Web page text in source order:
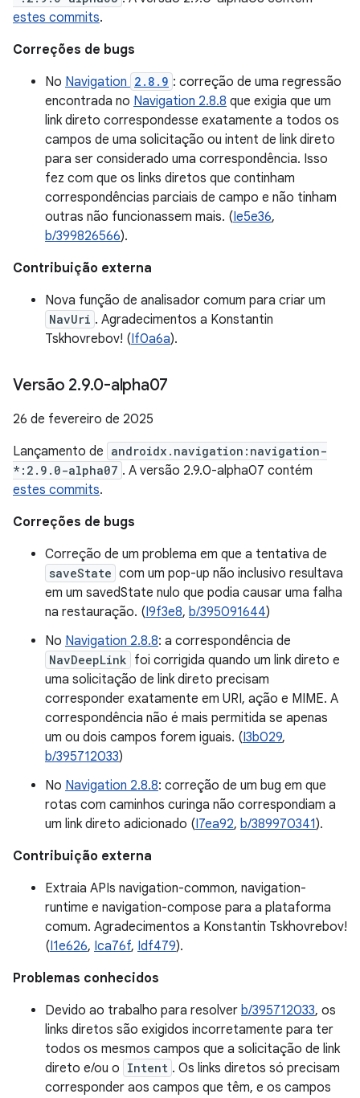
estes commits.
Correções de bugs
No Navigation 2.8.9 : correção de uma regressão
encontrada no Navigation 2.8.8 que exigia que um
link direto correspondesse exatamente a todos os
campos de uma solicitação ou intent de link direto
para ser considerado uma correspondência. Isso
fez com que os links diretos que continham
correspondências parciais de campo e não tinham
outras não funcionassem mais. (Ie5e36,
b/399826566).
Contribuição externa
Nova função de analisador comum para criar um
NavUri . Agradecimentos a Konstantin
Tskhovrebov! (If0a6a).
Versão 2.9.0-alpha07
26 de fevereiro de 2025
Lançamento de androidx.navigation:navigation-
*:2.9.0-alpha07 . A versão 2.9.0-alpha07 contém
estes commits.
Correções de bugs
Correção de um problema em que a tentativa de
saveState com um pop-up não inclusivo resultava
em um savedState nulo que podia causar uma falha
na restauração. (I9f3e8, b/395091644)
No Navigation 2.8.8: a correspondência de
NavDeepLink foi corrigida quando um link direto e
uma solicitação de link direto precisam
corresponder exatamente em URI, ação e MIME. A
correspondência não é mais permitida se apenas
um ou dois campos forem iguais. (I3b029,
b/395712033)
No Navigation 2.8.8: correção de um bug em que
rotas com caminhos curinga não correspondiam a
um link direto adicionado (I7ea92, b/389970341).
Contribuição externa
Extraia APIs navigation-common, navigation-
runtime e navigation-compose para a plataforma
comum. Agradecimentos a Konstantin Tskhovrebov!
(I1e626, Ica76f, Idf479).
Problemas conhecidos
Devido ao trabalho para resolver b/395712033, os
links diretos são exigidos incorretamente para ter
todos os mesmos campos que a solicitação de link
direto e/ou o Intent . Os links diretos só precisam
corresponder aos campos que têm, e os campos